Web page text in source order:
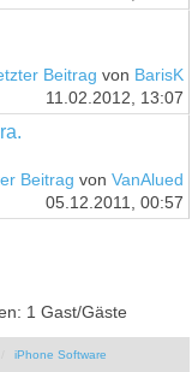
Beitrag von BarisK
11.02.2012, 13:07
Beitrag von VanAlued
05.12.2011, 00:57
1 Gast/Gäste
iPhone Software